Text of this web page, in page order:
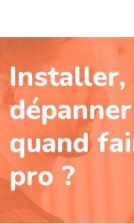
Installer,
quand
pro ?